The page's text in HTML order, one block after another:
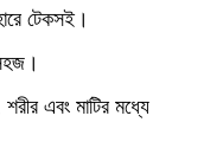
টেকসই।
এবং মাটির মধ্যে